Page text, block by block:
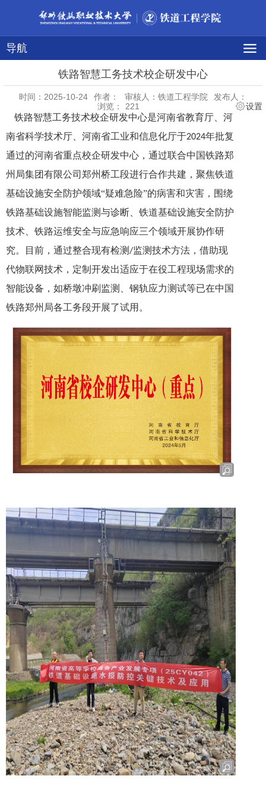
导航
铁路智慧工务技术校企研发中心
时间：2025-10-24 作者： 审核人：铁道工程学院
发布人：
浏览：
221 设置
铁路智慧工务技术校企研发中心是河南省教育厅、河
南省科学技术厅、河南省工业和信息化厅于2024年批复
通过的河南省重点校企研发中心，通过联合中国铁路郑
州局集团有限公司郑州桥工段进行合作共建，聚焦铁道
基础设施安全防护领域“疑难急险”的病害和灾害，围绕
铁路基础设施智能监测与诊断、铁道基础设施安全防护
技术、铁路运维安全与应急响应三个领域开展协作研
究。目前，通过整合现有检测/监测技术方法，借助现
代物联网技术，定制开发出适应于在役工程现场需求的
智能设备，如桥墩冲刷监测、钢轨应力测试等已在中国
铁路郑州局各工务段开展了试用。